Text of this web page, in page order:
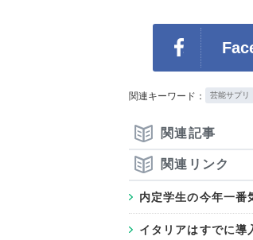
関連キーワード： 芸能サプリ
関連記事
関連リンク
内定学生の今年一番
イタリアはすでに導